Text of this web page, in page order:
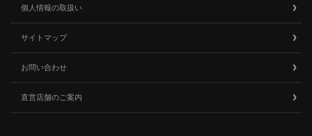
個人情報の取扱い
サイトマップ
お問い合わせ
直営店舗のご案内